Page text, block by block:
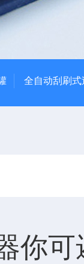
全自动刮刷式
你